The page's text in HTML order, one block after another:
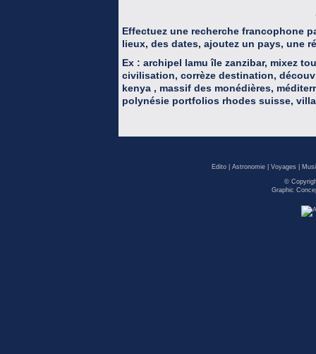
Effectuez une recherche francophone
lieux, des dates, ajoutez un pays, une
Ex : archipel lamu île zanzibar, mixez
civilisation, corrèze destination,
kenya , massif des monédières,
polynésie portfolios rhodes suisse,
Edito| Astronomie| Voyages
©
Graphic